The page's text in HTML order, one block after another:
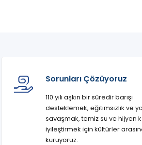
Sorunları Çözüyoruz
110 yılı aşkın bir süredir barışı
desteklemek, eğitimsizlik ve
savaşmak, temiz su ve hijyen
iyileştirmek için kültürler
kuruyoruz.